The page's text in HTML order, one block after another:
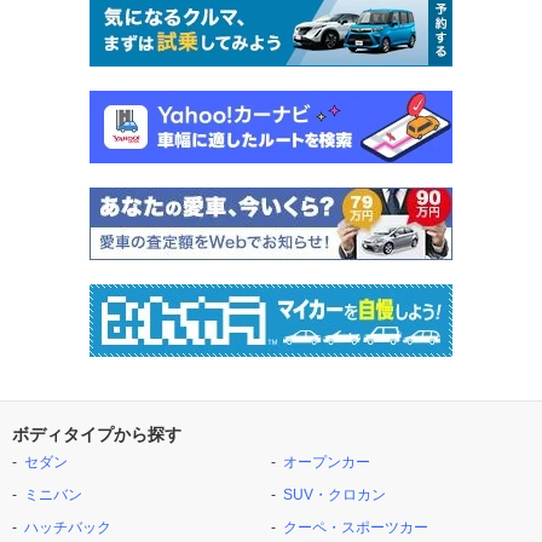
ボディタイプから探す
セダン
ミニバン
ハッチバック
オープンカー
SUV・クロカン
クーペ・スポーツカー